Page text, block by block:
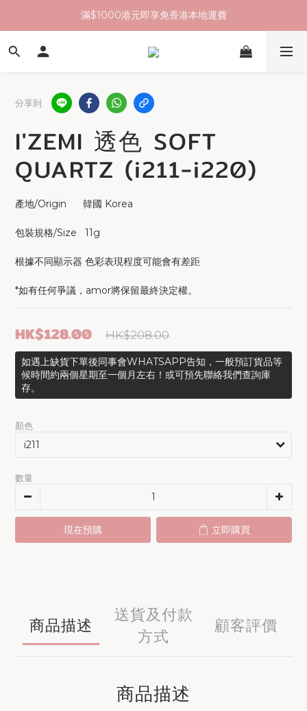
滿$1000港元即享免香港本地運費
分享到
I'ZEMI 透色 SOFT
QUARTZ (i211-i220)
產地/Origin      韓國 Korea
包裝規格/Size   11g
根據不同顯示器 色彩表現程度可能會有差距
*如有任何爭議，amor將保留最終決定權。
HK$208.00
HK$128.00
如遇上缺貨下單後同事會WHATSAPP告知，一般預訂貨品等
候時間約兩個星期至一個月左右！或可預先聯絡我們查詢庫
存。
顏色
數量
現在預購 立即購買
商品描述
送貨及付款
方式
顧客評價
商品描述